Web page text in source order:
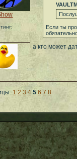
Если ты
а кто может
1 2 3 4 5 6 7 8